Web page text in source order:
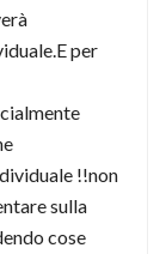
per
!!non
sulla
cose